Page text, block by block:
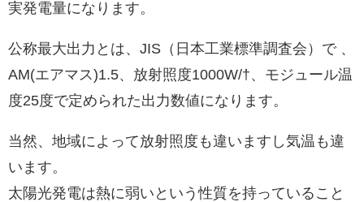
実発電量になります。
公称最大出力とは、JIS（日本工業標準調査会）で 、
AM(エアマス)1.5、放射照度1000W/†、モジュール温
度25度で定められた出力数値になります。
当然、地域によって放射照度も違いますし気温も違
います。
太陽光発電は熱に弱いという性質を持っていること